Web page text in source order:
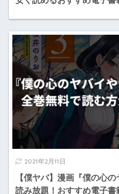
2021年2月11日
【僕ヤバ】漫画『僕の心
読み放題！おすすめ電子